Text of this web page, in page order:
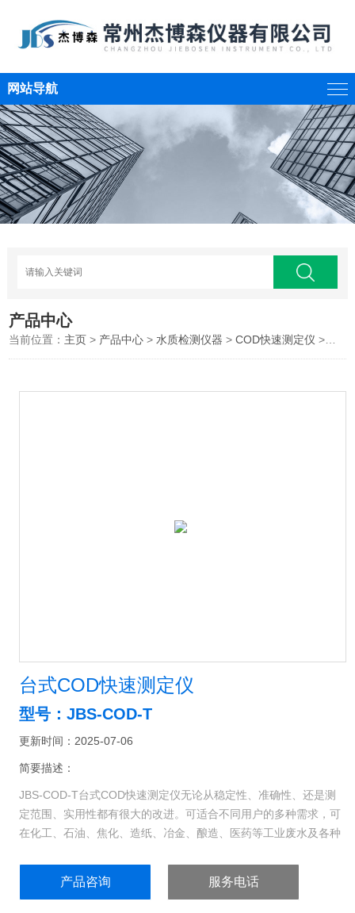
网站导航
产品中心
当前位置： 主页 > 产品中心 > 水质检测仪器 >COD快速测定仪 >台式COD快速测定仪
台式COD快速测定仪
型号：JBS-COD-T
更新时间：2025-07-06
简要描述：
JBS-COD-T台式COD快速测定仪无论从稳定性、准确性、还是测
定范围、实用性都有很大的改进。可适合不同用户的多种需求，可
在化工、石油、焦化、造纸、冶金、酿造、医药等工业废水及各种
产品咨询 服务电话